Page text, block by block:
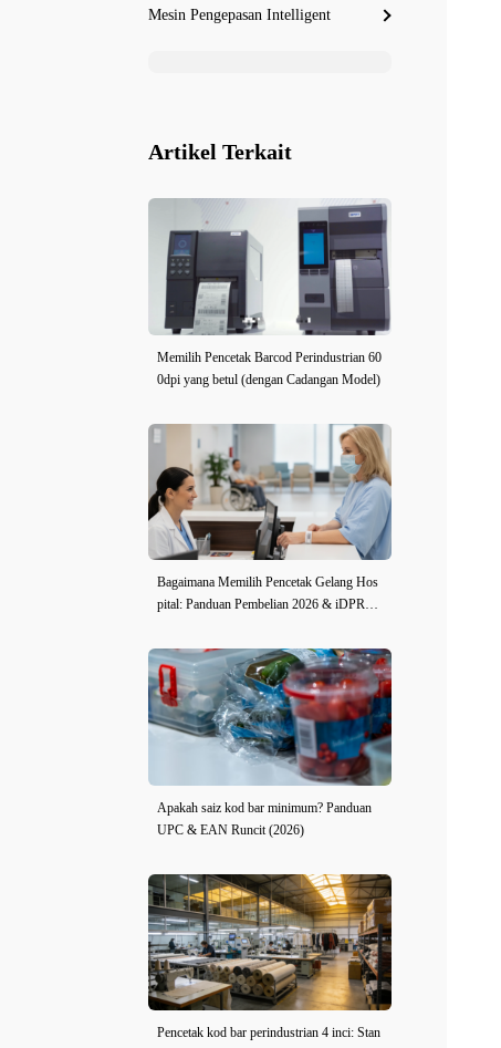
Mesin Pengepasan Intelligent
Artikel Terkait
Memilih Pencetak Barcod Perindustrian 60
0dpi yang betul (dengan Cadangan Model)
Bagaimana Memilih Pencetak Gelang Hos
pital: Panduan Pembelian 2026 & iDPRT i
Apakah saiz kod bar minimum? Panduan
UPC & EAN Runcit (2026)
Pencetak kod bar perindustrian 4 inci: Stan